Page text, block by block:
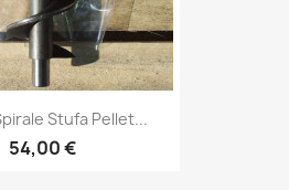
Stufa Pellet...
54,00 €